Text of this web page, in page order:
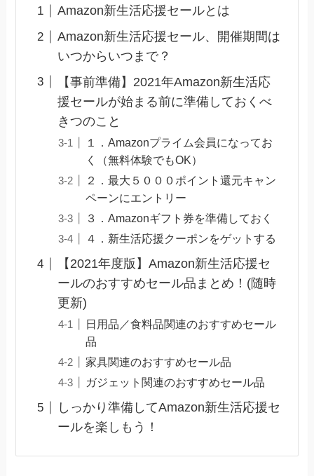
Amazon新生活応援セールとは
Amazon新生活応援セール、開催期間は
いつからいつまで？
【事前準備】2021年Amazon新生活応
援セールが始まる前に準備しておくべ
きつのこと
１．Amazonプライム会員になってお
く（無料体験でもOK）
２．最大５０００ポイント還元キャン
ペーンにエントリー
３．Amazonギフト券を準備しておく
４．新生活応援クーポンをゲットする
【2021年度版】Amazon新生活応援セ
ールのおすすめセール品まとめ！(随時
更新)
日用品／食料品関連のおすすめセール
品
家具関連のおすすめセール品
ガジェット関連のおすすめセール品
しっかり準備してAmazon新生活応援セ
ールを楽しもう！